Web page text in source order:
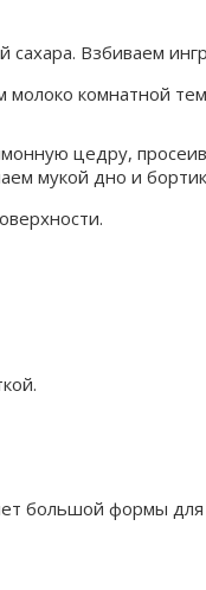
Взбиваем
комнатной
цедру,
мукой дно и
большой формы для